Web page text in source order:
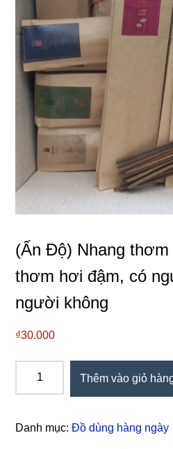
(Ấn Độ) Nhang thơm
thơm hơi đậm, có
người không
₫30.000
thơm
Thêm vào giỏ
Danh mục:Đồ dùng hàng ngày